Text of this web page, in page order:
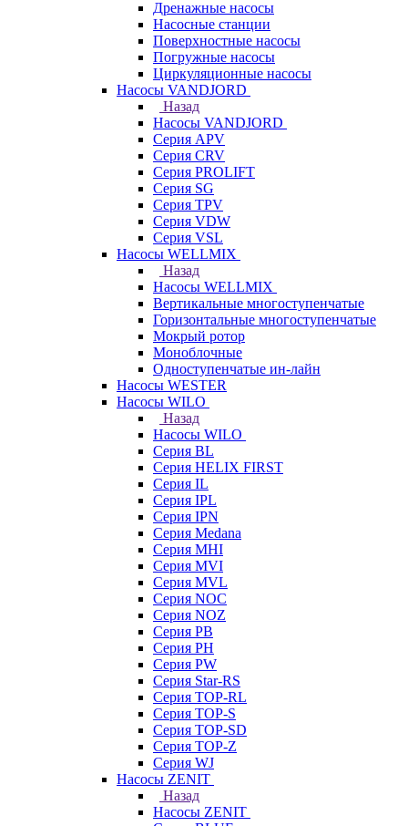
Дренажные насосы
Насосные станции
Поверхностные насосы
Погружные насосы
Циркуляционные насосы
Насосы VANDJORD
Назад
Насосы VANDJORD
Серия APV
Серия CRV
Серия PROLIFT
Серия SG
Серия TPV
Серия VDW
Серия VSL
Насосы WELLMIX
Назад
Насосы WELLMIX
Вертикальные многоступенчатые
Горизонтальные многоступенчатые
Мокрый ротор
Моноблочные
Одноступенчатые ин-лайн
Насосы WESTER
Насосы WILO
Назад
Насосы WILO
Серия BL
Серия HELIX FIRST
Серия IL
Серия IPL
Серия IPN
Серия Medana
Серия MHI
Серия MVI
Серия MVL
Серия NOC
Серия NOZ
Серия PB
Серия PH
Серия PW
Серия Star-RS
Серия TOP-RL
Серия TOP-S
Серия TOP-SD
Серия TOP-Z
Серия WJ
Насосы ZENIT
Назад
Насосы ZENIT